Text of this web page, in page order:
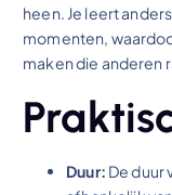
heen. Je leert
momenten,
maken die anderen
Duur: De duur